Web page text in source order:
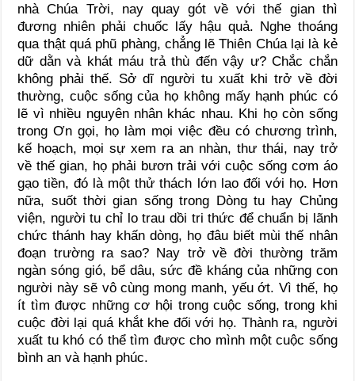
nhà Chúa Trời, nay quay gót về với thế gian thì
đương nhiên phải chuốc lấy hậu quả. Nghe thoáng
qua thật quá phũ phàng, chẳng lẽ Thiên Chúa lại là kẻ
dữ dằn và khát máu trả thù đến vậy ư? Chắc chắn
không phải thế. Sở dĩ người tu xuất khi trở về đời
thường, cuộc sống của họ không mấy hạnh phúc có
lẽ vì nhiều nguyên nhân khác nhau. Khi họ còn sống
trong Ơn gọi, họ làm mọi việc đều có chương trình,
kế hoạch, mọi sự xem ra an nhàn, thư thái, nay trở
về thế gian, họ phải bươn trải với cuộc sống cơm áo
gạo tiền, đó là một thử thách lớn lao đối với họ. Hơn
nữa, suốt thời gian sống trong Dòng tu hay Chủng
viện, người tu chỉ lo trau dồi tri thức để chuẩn bị lãnh
chức thánh hay khấn dòng, họ đâu biết mùi thế nhân
đoạn trường ra sao? Nay trở về đời thường trăm
ngàn sóng gió, bể dâu, sức đề kháng của những con
người này sẽ vô cùng mong manh, yếu ớt. Vì thế, họ
ít tìm được những cơ hội trong cuộc sống, trong khi
cuộc đời lại quá khắt khe đối với họ. Thành ra, người
xuất tu khó có thể tìm được cho mình một cuộc sống
bình an và hạnh phúc.